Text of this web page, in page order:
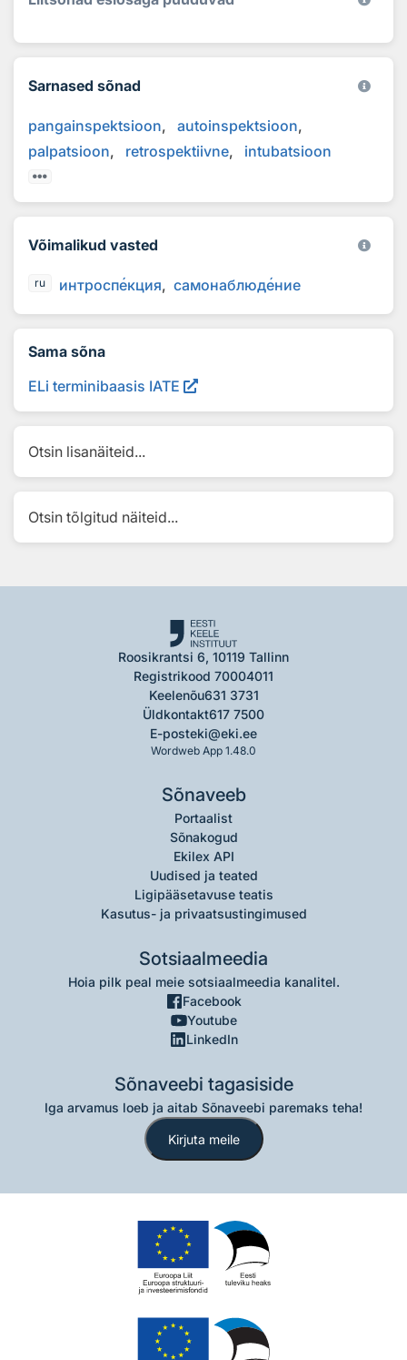
Sarnased sõnad
pangainspektsioon
autoinspektsioon
palpatsioon
retrospektiivne intubatsioon
Võimalikud vasted
ru интроспекция самонаблюдение
Sama sõna
ELi terminibaasis IATE
Otsin lisanäiteid...
Otsin tõlgitud näiteid...
Roosikrantsi 6, 10119 Tallinn
Registrikood 70004011
Keelenõu631 3731
Üldkontakt617 7500
E-posteki@eki.ee
Wordweb App 1.48.0
Sõnaveeb
Portaalist
Sõnakogud
Ekilex API
Uudised ja teated
Ligipääsetavuse teatis
Kasutus- ja privaatsustingimused
Sotsiaalmeedia
Hoia pilk peal meie sotsiaalmeedia kanalitel.
Facebook
Youtube
LinkedIn
Sõnaveebi tagasiside
Iga arvamus loeb ja aitab Sõnaveebi paremaks teha!
Kirjuta meile